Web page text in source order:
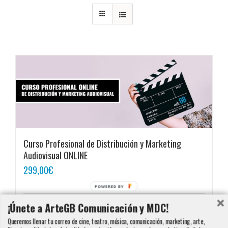
Curso Profesional de Distribución y Marketing
Audiovisual ONLINE
299,00€
Añadir al carrito
¡Únete a ArteGB Comunicación y MDC!
Queremos llenar tu correo de cine, teatro, música, comunicación, marketing, arte,
POWERED BY